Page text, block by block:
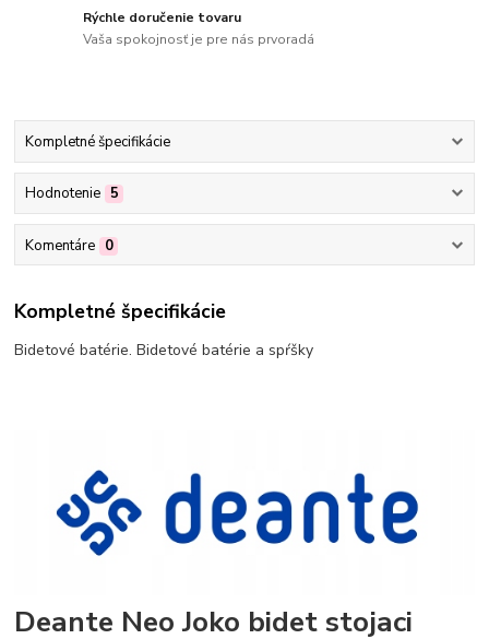
Rýchle doručenie tovaru
Vaša spokojnosť je pre nás prvoradá
Kompletné špecifikácie
Hodnotenie 5
Komentáre 0
Kompletné špecifikácie
Bidetové batérie. Bidetové batérie a spŕšky
Deante Neo Joko bidet stojaci